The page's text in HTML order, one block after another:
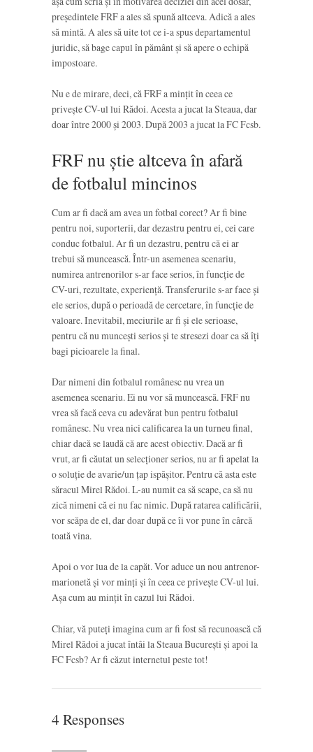
președintele FRF a ales să spună altceva. Adică a ales
să mintă. A ales să uite tot ce i-a spus departamentul
juridic, să bage capul în pământ și să apere o echipă
impostoare.
Nu e de mirare, deci, că FRF a mințit în ceea ce
privește CV-ul lui Rădoi. Acesta a jucat la Steaua, dar
doar între 2000 și 2003. După 2003 a jucat la FC Fcsb.
FRF nu știe altceva în afară
de fotbalul mincinos
Cum ar fi dacă am avea un fotbal corect? Ar fi bine
pentru noi, suporterii, dar dezastru pentru ei, cei care
conduc fotbalul. Ar fi un dezastru, pentru că ei ar
trebui să muncească. Într-un asemenea scenariu,
numirea antrenorilor s-ar face serios, în funcție de
CV-uri, rezultate, experiență. Transferurile s-ar face și
ele serios, după o perioadă de cercetare, în funcție de
valoare. Inevitabil, meciurile ar fi și ele serioase,
pentru că nu muncești serios și te stresezi doar ca să îți
bagi picioarele la final.
Dar nimeni din fotbalul românesc nu vrea un
asemenea scenariu. Ei nu vor să muncească. FRF nu
vrea să facă ceva cu adevărat bun pentru fotbalul
românesc. Nu vrea nici calificarea la un turneu final,
chiar dacă se laudă că are acest obiectiv. Dacă ar fi
vrut, ar fi căutat un selecționer serios, nu ar fi apelat la
o soluție de avarie/un țap ispășitor. Pentru că asta este
săracul Mirel Rădoi. L-au numit ca să scape, ca să nu
zică nimeni că ei nu fac nimic. După ratarea calificării,
vor scăpa de el, dar doar după ce îi vor pune în cârcă
toată vina.
Apoi o vor lua de la capăt. Vor aduce un nou antrenor-
marionetă și vor minți și în ceea ce privește CV-ul lui.
Așa cum au mințit în cazul lui Rădoi.
Chiar, vă puteți imagina cum ar fi fost să recunoască că
Mirel Rădoi a jucat întâi la Steaua București și apoi la
FC Fcsb? Ar fi căzut internetul peste tot!
4 Responses